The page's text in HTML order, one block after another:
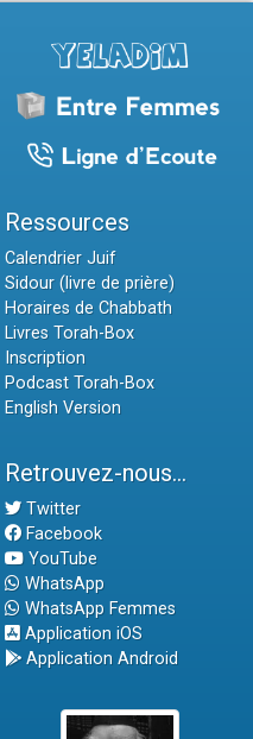
Ressources
Calendrier Juif
Sidour (livre de prière)
Horaires de Chabbath
Livres Torah-Box
Inscription
Podcast Torah-Box
English Version
Retrouvez-nous...
Twitter
Facebook
YouTube
WhatsApp
WhatsApp Femmes
Application iOS
Application Android